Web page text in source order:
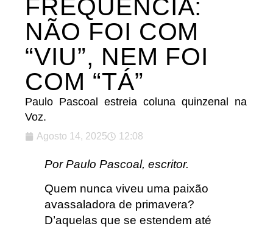
FREQUÊNCIA:
NÃO FOI COM
“VIU”, NEM FOI
COM “TÁ”
Paulo Pascoal estreia coluna quinzenal na
Voz.
Agosto 14, 2025 12:08
Por Paulo Pascoal, escritor.
Quem nunca viveu uma paixão
avassaladora de primavera?
D’aquelas que se estendem até